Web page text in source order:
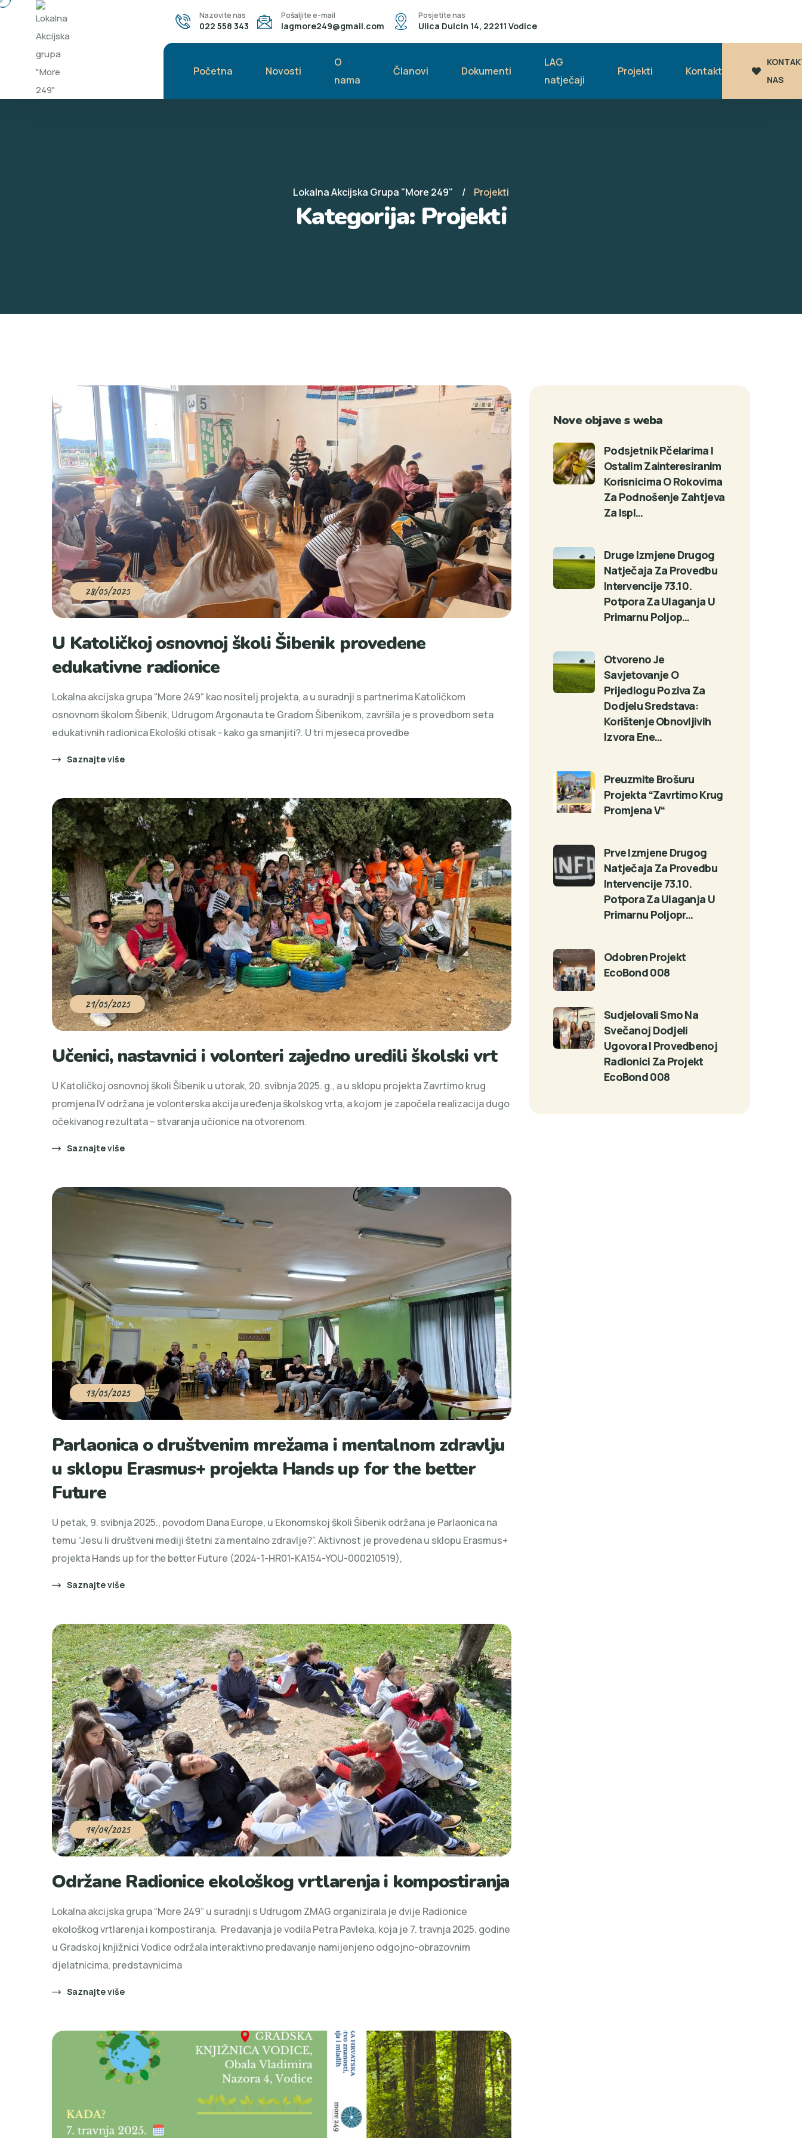
Nazovite nas
022 558 343
Pošaljite e-mail
lagmore249@gmail.com
Posjetite nas
Ulica Dulcin 14, 22211 Vodice
Početna Novosti
O
nama
Članovi Dokumenti
LAG
natječaji
Projekti Kontakt
NAS
Lokalna Akcijska Grupa "More 249" Projekti
Kategorija: Projekti
28/05/2025
U Katoličkoj osnovnoj školi Šibenik provedene
edukativne radionice
Lokalna akcijska grupa “More 249“ kao nositelj projekta, a u suradnji s partnerima Katoličkom
osnovnom školom Šibenik, Udrugom Argonauta te Gradom Šibenikom, završila je s provedbom seta
edukativnih radionica Ekološki otisak - kako ga smanjiti?. U tri mjeseca provedbe
Saznajte više
21/05/2025
Učenici, nastavnici i volonteri zajedno uredili školski vrt
U Katoličkoj osnovnoj školi Šibenik u utorak, 20. svibnja 2025. g., a u sklopu projekta Zavrtimo krug
promjena IV održana je volonterska akcija uređenja školskog vrta, a kojom je započela realizacija dugo
očekivanog rezultata – stvaranja učionice na otvorenom.
Saznajte više
13/05/2025
Parlaonica o društvenim mrežama i mentalnom zdravlju
u sklopu Erasmus+ projekta Hands up for the better
Future
U petak, 9. svibnja 2025., povodom Dana Europe, u Ekonomskoj školi Šibenik održana je Parlaonica na
temu “Jesu li društveni mediji štetni za mentalno zdravlje?”. Aktivnost je provedena u sklopu Erasmus+
projekta Hands up for the better Future (2024-1-HR01-KA154-YOU-000210519),
Saznajte više
14/04/2025
Održane Radionice ekološkog vrtlarenja i kompostiranja
Lokalna akcijska grupa “More 249” u suradnji s Udrugom ZMAG organizirala je dvije Radionice
ekološkog vrtlarenja i kompostiranja. Predavanja je vodila Petra Pavleka, koja je 7. travnja 2025. godine
u Gradskoj knjižnici Vodice održala interaktivno predavanje namijenjeno odgojno-obrazovnim
djelatnicima, predstavnicima
Saznajte više
Nove objave s weba
Podsjetnik Pčelarima I
Ostalim Zainteresiranim
Korisnicima O Rokovima
Za Podnošenje Zahtjeva
Za Ispl…
Druge Izmjene Drugog
Natječaja Za Provedbu
Intervencije 73.10.
Potpora Za Ulaganja U
Primarnu Poljop…
Otvoreno Je
Savjetovanje O
Prijedlogu Poziva Za
Dodjelu Sredstava:
Korištenje Obnovljivih
Izvora Ene…
Preuzmite Brošuru
Projekta “Zavrtimo Krug
Promjena V“
Prve Izmjene Drugog
Natječaja Za Provedbu
Intervencije 73.10.
Potpora Za Ulaganja U
Primarnu Poljopr…
Odobren Projekt
EcoBond 008
Sudjelovali Smo Na
Svečanoj Dodjeli
Ugovora I Provedbenoj
Radionici Za Projekt
EcoBond 008